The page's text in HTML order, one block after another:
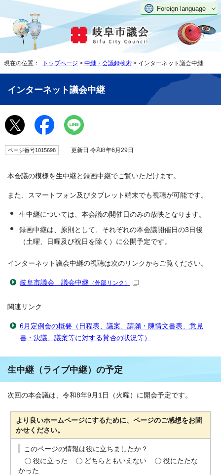
Foreign language
現在の位置： トップページ > 中継・会議録検索 > インターネット議会中継
インターネット議会中継
ページ番号1015698 更新日 令和8年6月29日
本会議の模様を生中継と録画中継でご覧いただけます。
また、スマートフォン及びタブレット端末でも視聴が可能です。
生中継については、本会議の開催日のみの放映となります。
録画中継は、原則として、それぞれの本会議開催日の3日後
（土曜、日曜及び祝日を除く）に公開予定です。
インターネット議会中継の視聴は次のリンクからご覧ください。
岐阜市議会 議会中継 （外部リンク）
関連リンク
6月定例会の概要（日程表、議案、請願・陳情文書表、意見
書・決議、議案等に対する賛否の状況等）
生中継（ライブ中継）の予定
次回の本会議は、令和8年9月1日（火曜）に開会予定です。
より良いホームページにするために、ページのご感想をお聞
かせください。
このページの情報は役に立ちましたか？
役に立った
どちらともいえない
役にたたな
かった